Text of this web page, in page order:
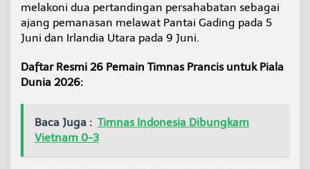
melakoni dua pertandingan persahabatan sebagai
ajang pemanasan melawat Pantai Gading pada 5
Juni dan Irlandia Utara pada 9 Juni.
Daftar Resmi 26 Pemain Timnas Prancis untuk Piala
Dunia 2026:
Baca Juga : Timnas Indonesia Dibungkam
Vietnam 0-3